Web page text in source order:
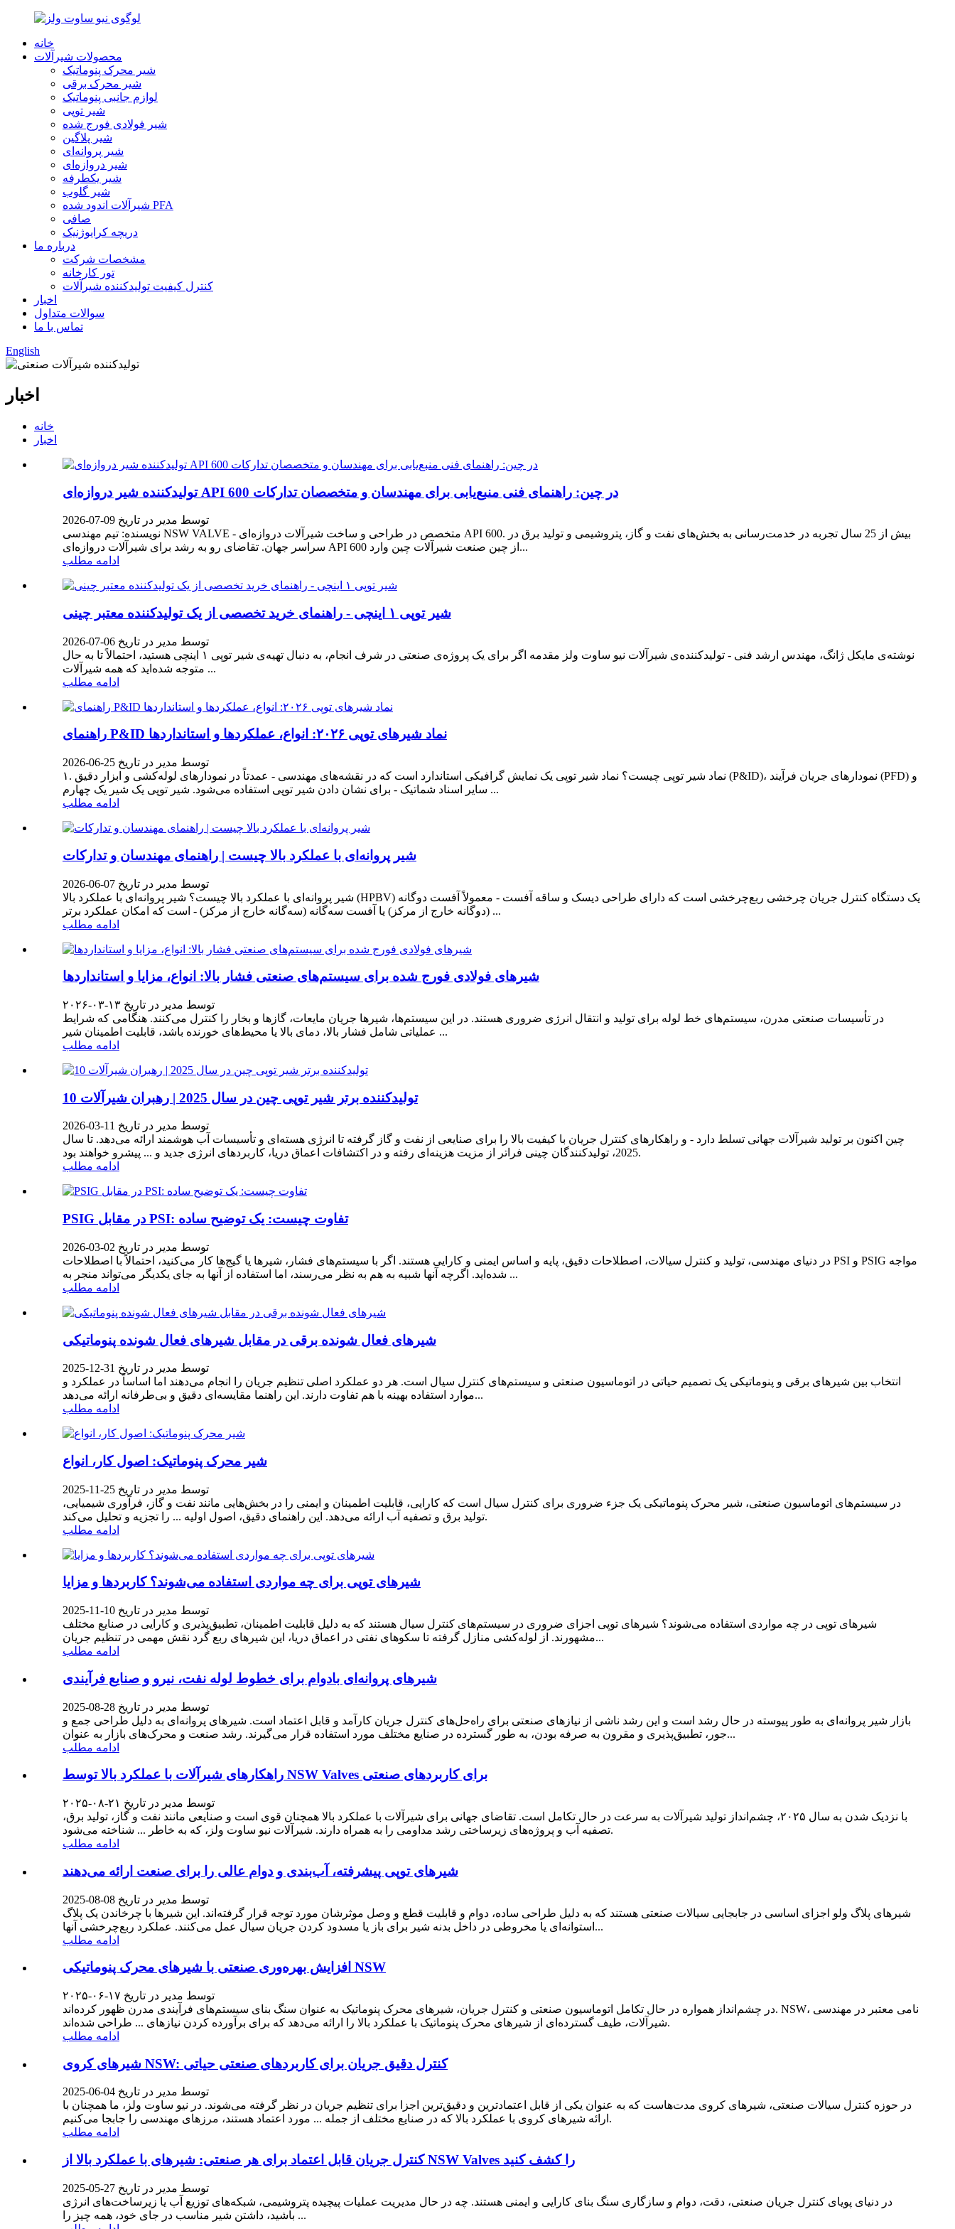
خانه
محصولات شیرآلات
شیر محرک پنوماتیک
شیر محرک برقی
لوازم جانبی پنوماتیک
شیر توپی
شیر فولادی فورج شده
شیر پلاگین
شیر پروانه‌ای
شیر دروازه‌ای
شیر یکطرفه
شیر گلوب
شیرآلات اندود شده PFA
صافی
دریچه کرایوژنیک
درباره ما
مشخصات شرکت
تور کارخانه
کنترل کیفیت تولیدکننده شیرآلات
اخبار
سوالات متداول
تماس با ما
English
اخبار
خانه
اخبار
تولیدکننده شیر دروازه‌ای API 600 در چین: راهنمای فنی منبع‌یابی برای مهندسان و متخصصان تدارکات
توسط مدیر در تاریخ 09-07-2026
نویسنده: تیم مهندسی NSW VALVE - متخصص در طراحی و ساخت شیرآلات دروازه‌ای API 600. بیش از 25 سال تجربه در خدمت‌رسانی به بخش‌های نفت و گاز، پتروشیمی و تولید برق در
سراسر جهان. تقاضای رو به رشد برای شیرآلات دروازه‌ای API 600 از چین صنعت شیرآلات چین وارد...
ادامه مطلب
شیر توپی ۱ اینچی - راهنمای خرید تخصصی از یک تولیدکننده معتبر چینی
توسط مدیر در تاریخ 06-07-2026
نوشته‌ی مایکل ژانگ، مهندس ارشد فنی - تولیدکننده‌ی شیرآلات نیو ساوت ولز مقدمه اگر برای یک پروژه‌ی صنعتی در شرف انجام، به دنبال تهیه‌ی شیر توپی ۱ اینچی هستید، احتمالاً تا به حال
متوجه شده‌اید که همه شیرآلات ...
ادامه مطلب
راهنمای P&ID نماد شیرهای توپی ۲۰۲۶: انواع، عملکردها و استانداردها
توسط مدیر در تاریخ 25-06-2026
۱. نماد شیر توپی چیست؟ نماد شیر توپی یک نمایش گرافیکی استاندارد است که در نقشه‌های مهندسی - عمدتاً در نمودارهای لوله‌کشی و ابزار دقیق (P&ID)، نمودارهای جریان فرآیند (PFD) و
سایر اسناد شماتیک - برای نشان دادن شیر توپی استفاده می‌شود. شیر توپی یک شیر یک چهارم ...
ادامه مطلب
شیر پروانه‌ای با عملکرد بالا چیست | راهنمای مهندسان و تدارکات
توسط مدیر در تاریخ 07-06-2026
شیر پروانه‌ای با عملکرد بالا چیست؟ شیر پروانه‌ای با عملکرد بالا (HPBV) یک دستگاه کنترل جریان چرخشی ربع‌چرخشی است که دارای طراحی دیسک و ساقه آفست - معمولاً آفست دوگانه
(دوگانه خارج از مرکز) یا آفست سه‌گانه (سه‌گانه خارج از مرکز) - است که امکان عملکرد برتر ...
ادامه مطلب
شیرهای فولادی فورج شده برای سیستم‌های صنعتی فشار بالا: انواع، مزایا و استانداردها
توسط مدیر در تاریخ ۱۳-۰۳-۲۰۲۶
در تأسیسات صنعتی مدرن، سیستم‌های خط لوله برای تولید و انتقال انرژی ضروری هستند. در این سیستم‌ها، شیرها جریان مایعات، گازها و بخار را کنترل می‌کنند. هنگامی که شرایط
عملیاتی شامل فشار بالا، دمای بالا یا محیط‌های خورنده باشد، قابلیت اطمینان شیر ...
ادامه مطلب
10 تولیدکننده برتر شیر توپی چین در سال 2025 | رهبران شیرآلات
توسط مدیر در تاریخ 11-03-2026
چین اکنون بر تولید شیرآلات جهانی تسلط دارد - و راهکارهای کنترل جریان با کیفیت بالا را برای صنایعی از نفت و گاز گرفته تا انرژی هسته‌ای و تأسیسات آب هوشمند ارائه می‌دهد. تا سال
2025، تولیدکنندگان چینی فراتر از مزیت هزینه‌ای رفته و در اکتشافات اعماق دریا، کاربردهای انرژی جدید و ... پیشرو خواهند بود.
ادامه مطلب
PSIG در مقابل PSI: تفاوت چیست: یک توضیح ساده
توسط مدیر در تاریخ 02-03-2026
در دنیای مهندسی، تولید و کنترل سیالات، اصطلاحات دقیق، پایه و اساس ایمنی و کارایی هستند. اگر با سیستم‌های فشار، شیرها یا گیج‌ها کار می‌کنید، احتمالاً با اصطلاحات PSI و PSIG مواجه
شده‌اید. اگرچه آنها شبیه به هم به نظر می‌رسند، اما استفاده از آنها به جای یکدیگر می‌تواند منجر به ...
ادامه مطلب
شیرهای فعال شونده برقی در مقابل شیرهای فعال شونده پنوماتیکی
توسط مدیر در تاریخ 31-12-2025
انتخاب بین شیرهای برقی و پنوماتیکی یک تصمیم حیاتی در اتوماسیون صنعتی و سیستم‌های کنترل سیال است. هر دو عملکرد اصلی تنظیم جریان را انجام می‌دهند اما اساساً در عملکرد و
موارد استفاده بهینه با هم تفاوت دارند. این راهنما مقایسه‌ای دقیق و بی‌طرفانه ارائه می‌دهد...
ادامه مطلب
شیر محرک پنوماتیک: اصول کار، انواع
توسط مدیر در تاریخ 25-11-2025
در سیستم‌های اتوماسیون صنعتی، شیر محرک پنوماتیکی یک جزء ضروری برای کنترل سیال است که کارایی، قابلیت اطمینان و ایمنی را در بخش‌هایی مانند نفت و گاز، فرآوری شیمیایی،
تولید برق و تصفیه آب ارائه می‌دهد. این راهنمای دقیق، اصول اولیه ... را تجزیه و تحلیل می‌کند.
ادامه مطلب
شیرهای توپی برای چه مواردی استفاده می‌شوند؟ کاربردها و مزایا
توسط مدیر در تاریخ 10-11-2025
شیرهای توپی در چه مواردی استفاده می‌شوند؟ شیرهای توپی اجزای ضروری در سیستم‌های کنترل سیال هستند که به دلیل قابلیت اطمینان، تطبیق‌پذیری و کارایی در صنایع مختلف
مشهورند. از لوله‌کشی منازل گرفته تا سکوهای نفتی در اعماق دریا، این شیرهای ربع گرد نقش مهمی در تنظیم جریان...
ادامه مطلب
شیرهای پروانه‌ای بادوام برای خطوط لوله نفت، نیرو و صنایع فرآیندی
توسط مدیر در تاریخ 28-08-2025
بازار شیر پروانه‌ای به طور پیوسته در حال رشد است و این رشد ناشی از نیازهای صنعتی برای راه‌حل‌های کنترل جریان کارآمد و قابل اعتماد است. شیرهای پروانه‌ای به دلیل طراحی جمع و
جور، تطبیق‌پذیری و مقرون به صرفه بودن، به طور گسترده در صنایع مختلف مورد استفاده قرار می‌گیرند. رشد صنعت و محرک‌های بازار به عنوان...
ادامه مطلب
راهکارهای شیرآلات با عملکرد بالا توسط NSW Valves برای کاربردهای صنعتی
توسط مدیر در تاریخ ۲۱-۰۸-۲۰۲۵
با نزدیک شدن به سال ۲۰۲۵، چشم‌انداز تولید شیرآلات به سرعت در حال تکامل است. تقاضای جهانی برای شیرآلات با عملکرد بالا همچنان قوی است و صنایعی مانند نفت و گاز، تولید برق،
تصفیه آب و پروژه‌های زیرساختی رشد مداومی را به همراه دارند. شیرآلات نیو ساوت ولز، که به خاطر ... شناخته می‌شود.
ادامه مطلب
شیرهای توپی پیشرفته، آب‌بندی و دوام عالی را برای صنعت ارائه می‌دهند
توسط مدیر در تاریخ 08-08-2025
شیرهای پلاگ ولو اجزای اساسی در جابجایی سیالات صنعتی هستند که به دلیل طراحی ساده، دوام و قابلیت قطع و وصل موثرشان مورد توجه قرار گرفته‌اند. این شیرها با چرخاندن یک پلاگ
استوانه‌ای یا مخروطی در داخل بدنه شیر برای باز یا مسدود کردن جریان سیال عمل می‌کنند. عملکرد ربع‌چرخشی آنها...
ادامه مطلب
افزایش بهره‌وری صنعتی با شیرهای محرک پنوماتیکی NSW
توسط مدیر در تاریخ ۱۷-۰۶-۲۰۲۵
در چشم‌انداز همواره در حال تکامل اتوماسیون صنعتی و کنترل جریان، شیرهای محرک پنوماتیک به عنوان سنگ بنای سیستم‌های فرآیندی مدرن ظهور کرده‌اند. NSW، نامی معتبر در مهندسی
شیرآلات، طیف گسترده‌ای از شیرهای محرک پنوماتیک با عملکرد بالا را ارائه می‌دهد که برای برآورده کردن نیازهای ... طراحی شده‌اند.
ادامه مطلب
شیرهای کروی NSW: کنترل دقیق جریان برای کاربردهای صنعتی حیاتی
توسط مدیر در تاریخ 04-06-2025
در حوزه کنترل سیالات صنعتی، شیرهای کروی مدت‌هاست که به عنوان یکی از قابل اعتمادترین و دقیق‌ترین اجزا برای تنظیم جریان در نظر گرفته می‌شوند. در نیو ساوت ولز، ما همچنان با
ارائه شیرهای کروی با عملکرد بالا که در صنایع مختلف از جمله ... مورد اعتماد هستند، مرزهای مهندسی را جابجا می‌کنیم.
ادامه مطلب
کنترل جریان قابل اعتماد برای هر صنعتی: شیرهای با عملکرد بالا از NSW Valves را کشف کنید
توسط مدیر در تاریخ 27-05-2025
در دنیای پویای کنترل جریان صنعتی، دقت، دوام و سازگاری سنگ بنای کارایی و ایمنی هستند. چه در حال مدیریت عملیات پیچیده پتروشیمی، شبکه‌های توزیع آب یا زیرساخت‌های انرژی
باشید، داشتن شیر مناسب در جای خود، همه چیز را ...